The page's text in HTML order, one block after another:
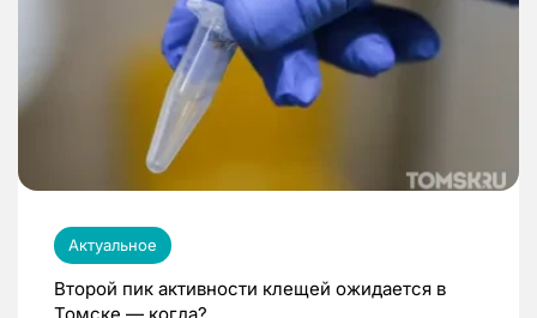
Актуальное
Второй пик активности клещей ожидается в